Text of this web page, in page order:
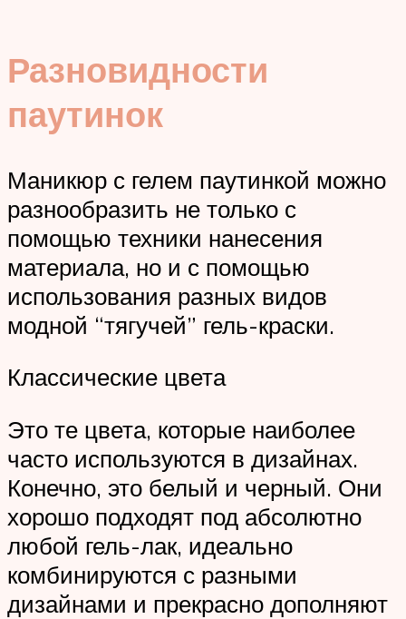
Разновидности
паутинок
Маникюр с гелем паутинкой можно
разнообразить не только с
помощью техники нанесения
материала, но и с помощью
использования разных видов
модной “тягучей” гель-краски.
Классические цвета
Это те цвета, которые наиболее
часто используются в дизайнах.
Конечно, это белый и черный. Они
хорошо подходят под абсолютно
любой гель-лак, идеально
комбинируются с разными
дизайнами и прекрасно дополняют